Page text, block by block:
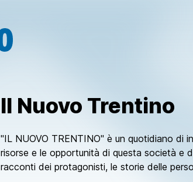
Il Nuovo Trentino
"IL NUOVO TRENTINO" è un quotidiano di
risorse e le opportunità di questa società e
racconti dei protagonisti, le storie delle